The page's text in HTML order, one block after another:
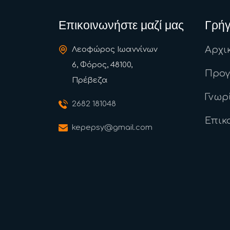
Επικοινωνήστε μαζί μας
Λεοφώρος Ιωαννίνων
6, Φόρος, 48100,
Πρέβεζα
2682 181048
kepepsy@gmail.com